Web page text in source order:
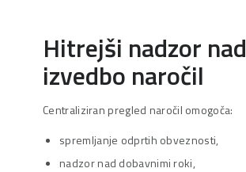
Hitrejši nadzor nad
izvedbo naročil
Centraliziran pregled naročil omogoča:
spremljanje odprtih obveznosti,
nadzor nad dobavnimi roki,